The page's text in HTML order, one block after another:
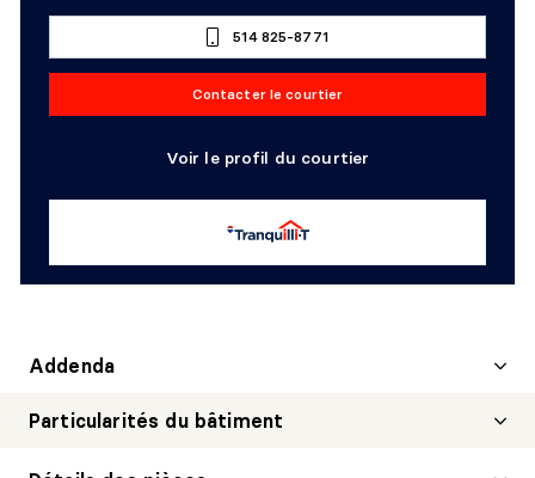
514 825-8771
Contacter le courtier
Voir le profil du courtier
Addenda
Particularités du bâtiment